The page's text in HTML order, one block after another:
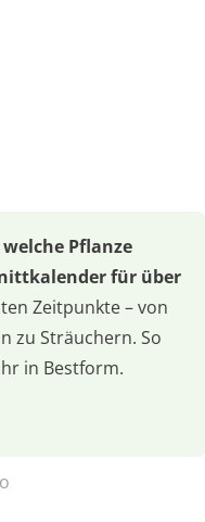
Pflanze
für über
Zeitpunkte – von
zu Sträuchern. So
in Bestform.